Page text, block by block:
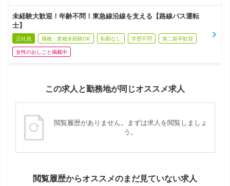
未経験大歓迎！年齢不問！東急線沿線を支える【路線バス運転
士】
正社員 職種・業種未経験OK 転勤なし 学歴不問 第二新卒歓迎
女性のおしごと掲載中
この求人と勤務地が同じオススメ求人
閲覧履歴がありません。まずは求人を閲覧しましょ
う。
閲覧履歴からオススメのまだ見ていない求人